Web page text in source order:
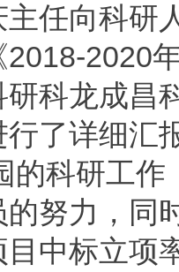
向科研
2020
科龙成昌
了详细汇
的科研工作
努力，同
中标立项